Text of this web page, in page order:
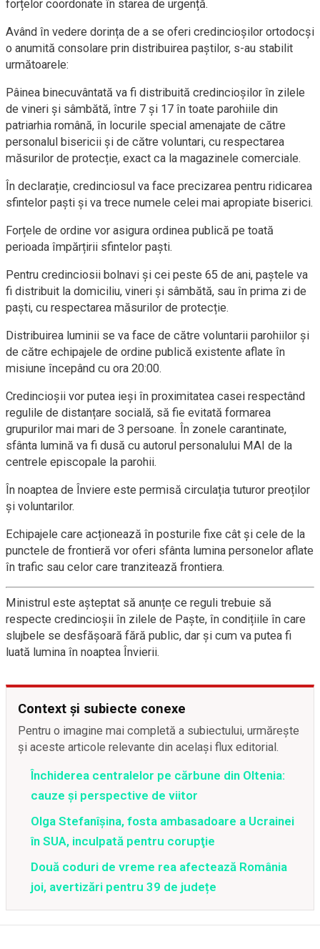
forțelor coordonate în starea de urgență.
Având în vedere dorința de a se oferi credincioșilor ortodocși
o anumită consolare prin distribuirea paștilor, s-au stabilit
următoarele:
Pâinea binecuvântată va fi distribuită credincioșilor în zilele
de vineri și sâmbătă, între 7 și 17 în toate parohiile din
patriarhia română, în locurile special amenajate de către
personalul bisericii și de către voluntari, cu respectarea
măsurilor de protecție, exact ca la magazinele comerciale.
În declarație, credinciosul va face precizarea pentru ridicarea
sfintelor paști și va trece numele celei mai apropiate biserici.
Forțele de ordine vor asigura ordinea publică pe toată
perioada împărțirii sfintelor paști.
Pentru credinciosii bolnavi și cei peste 65 de ani, paștele va
fi distribuit la domiciliu, vineri și sâmbătă, sau în prima zi de
paști, cu respectarea măsurilor de protecție.
Distribuirea luminii se va face de către voluntarii parohiilor și
de către echipajele de ordine publică existente aflate în
misiune începând cu ora 20:00.
Credincioșii vor putea ieși în proximitatea casei respectând
regulile de distanțare socială, să fie evitată formarea
grupurilor mai mari de 3 persoane. În zonele carantinate,
sfânta lumină va fi dusă cu autorul personalului MAI de la
centrele episcopale la parohii.
În noaptea de Înviere este permisă circulația tuturor preoților
și voluntarilor.
Echipajele care acționează în posturile fixe cât și cele de la
punctele de frontieră vor oferi sfânta lumina personelor aflate
în trafic sau celor care tranzitează frontiera.
Ministrul este așteptat să anunțe ce reguli trebuie să
respecte credincioșii în zilele de Paște, în condițiile în care
slujbele se desfășoară fără public, dar și cum va putea fi
luată lumina în noaptea Învierii.
Context și subiecte conexe
Pentru o imagine mai completă a subiectului, urmărește
și aceste articole relevante din același flux editorial.
Închiderea centralelor pe cărbune din Oltenia:
cauze și perspective de viitor
Olga Stefanîşina, fosta ambasadoare a Ucrainei
în SUA, inculpată pentru corupţie
Două coduri de vreme rea afectează România
joi, avertizări pentru 39 de județe